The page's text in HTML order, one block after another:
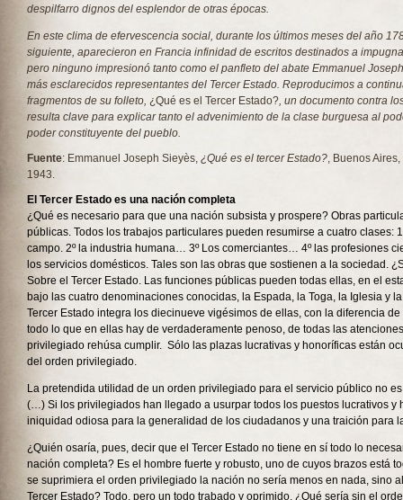
despilfarro dignos del esplendor de otras épocas.
En este clima de efervescencia social, durante los últimos meses del año
siguiente, aparecieron en Francia infinidad de escritos destinados a
pero ninguno impresionó tanto como el panfleto del abate Emmanuel
más esclarecidos representantes del Tercer Estado. Reproducimos a
fragmentos de su folleto, ¿Qué es el Tercer Estado?, un documento contra
resulta clave para explicar tanto el advenimiento de la clase burguesa al
poder constituyente del pueblo.
Fuente: Emmanuel Joseph Sieyès, ¿Qué es el tercer Estado?, Buenos
1943.
El Tercer Estado es una nación completa
¿Qué es necesario para que una nación subsista y prospere? Obras
públicas. Todos los trabajos particulares pueden resumirse a cuatro clases:
campo. 2º la industria humana… 3º Los comerciantes… 4º las profesiones
los servicios domésticos. Tales son las obras que sostienen a la sociedad.
Sobre el Tercer Estado. Las funciones públicas pueden todas ellas, en el
bajo las cuatro denominaciones conocidas, la Espada, la Toga, la Iglesia y
Tercer Estado integra los diecinueve vigésimos de ellas, con la diferencia
todo lo que en ellas hay de verdaderamente penoso, de todas las
privilegiado rehúsa cumplir. Sólo las plazas lucrativas y honoríficas están
del orden privilegiado.
La pretendida utilidad de un orden privilegiado para el servicio público no
(…) Si los privilegiados han llegado a usurpar todos los puestos lucrativos y
iniquidad odiosa para la generalidad de los ciudadanos y una traición para
¿Quién osaría, pues, decir que el Tercer Estado no tiene en sí todo lo
nación completa? Es el hombre fuerte y robusto, uno de cuyos brazos está
se suprimiera el orden privilegiado la nación no sería menos en nada, sino
Tercer Estado? Todo, pero un todo trabado y oprimido. ¿Qué sería sin el